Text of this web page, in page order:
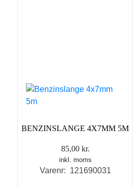
BENZINSLANGE 4X7MM 5M
85,00 kr.
inkl. moms
Varenr: 121690031